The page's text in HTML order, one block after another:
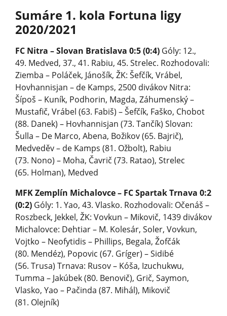
Sumáre 1. kola Fortuna ligy
2020/2021
FC Nitra – Slovan Bratislava 0:5 (0:4) Góly: 12.,
49. Medved, 37., 41. Rabiu, 45. Strelec. Rozhodovali:
Ziemba – Poláček, Jánošík, ŽK: Šefčík, Vrábel,
Hovhannisjan – de Kamps, 2500 divákov Nitra:
Šípoš – Kuník, Podhorin, Magda, Záhumenský –
Mustafič, Vrábel (63. Fabiš) – Šefčík, Faško, Chobot
(88. Danek) – Hovhannisjan (73. Tančík) Slovan:
Šulla – De Marco, Abena, Božikov (65. Bajrič),
Medveděv – de Kamps (81. Ožbolt), Rabiu
(73. Nono) – Moha, Čavrič (73. Ratao), Strelec
(65. Holman), Med­ved
MFK Zemplín Michalovce – FC Spartak Trnava 0:2
(0:2) Góly: 1. Yao, 43. Vlasko. Rozhodovali: Očenáš –
Roszbeck, Jekkel, ŽK: Vovkun – Mikovič, 1439 divákov
Michalovce: Dehtiar – M. Kolesár, Soler, Vovkun,
Vojtko – Neofytidis – Phillips, Begala, Žofčák
(80. Mendéz), Popovic (67. Gríger) – Sidibé
(56. Trusa) Trnava: Rusov – Kóša, Izuchukwu,
Tumma – Jakúbek (80. Benovič), Grič, Saymon,
Vlasko, Yao – Pačinda (87. Mihál), Mikovič
(81. Olejník)